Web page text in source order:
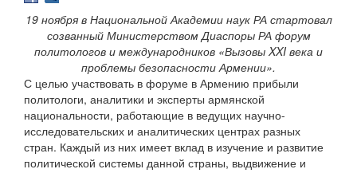
19 ноября в Национальной Академии наук РА стартовал
созванный Министерством Диаспоры РА форум
политологов и международников «Вызовы XXI века и
проблемы безопасности Армении».
С целью участвовать в форуме в Армению прибыли
политологи, аналитики и эксперты армянской
национальности, работающие в ведущих научно-
исследовательских и аналитических центрах разных
стран. Каждый из них имеет вклад в изучение и развитие
политической системы данной страны, выдвижение и